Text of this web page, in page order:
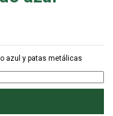
azul y patas metálicas